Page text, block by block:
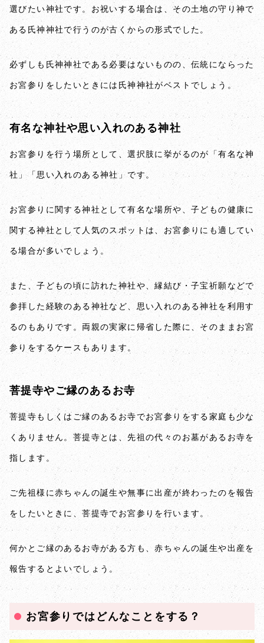
選びたい神社です。お祝いする場合は、その土地の守り神で
ある氏神神社で行うのが古くからの形式でした。
必ずしも氏神神社である必要はないものの、伝統にならった
お宮参りをしたいときには氏神神社がベストでしょう。
有名な神社や思い入れのある神社
お宮参りを行う場所として、選択肢に挙がるのが「有名な神
社」「思い入れのある神社」です。
お宮参りに関する神社として有名な場所や、子どもの健康に
関する神社として人気のスポットは、お宮参りにも適してい
る場合が多いでしょう。
また、子どもの頃に訪れた神社や、縁結び・子宝祈願などで
参拝した経験のある神社など、思い入れのある神社を利用す
るのもありです。両親の実家に帰省した際に、そのままお宮
参りをするケースもあります。
菩提寺やご縁のあるお寺
菩提寺もしくはご縁のあるお寺でお宮参りをする家庭も少な
くありません。菩提寺とは、先祖の代々のお墓があるお寺を
指します。
ご先祖様に赤ちゃんの誕生や無事に出産が終わったのを報告
をしたいときに、菩提寺でお宮参りを行います。
何かとご縁のあるお寺がある方も、赤ちゃんの誕生や出産を
報告するとよいでしょう。
お宮参りではどんなことをする？